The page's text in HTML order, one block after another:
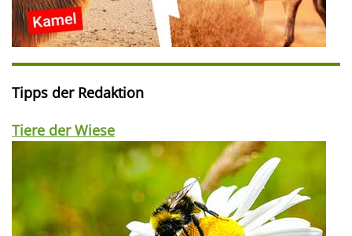
Tipps der Redaktion
Tiere der Wiese